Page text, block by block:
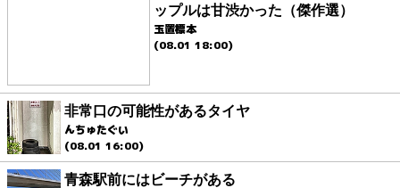
ップルは甘渋かった（傑作選）
玉置標本
(08.01 18:00)
非常口の可能性があるタイヤ
んちゅたぐい
(08.01 16:00)
青森駅前にはビーチがある